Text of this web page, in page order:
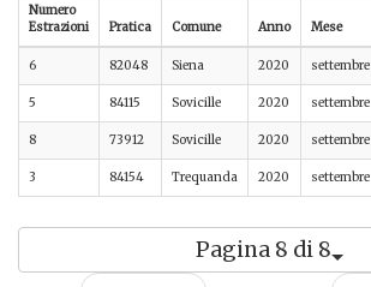
Numero
Estrazioni
Pratica Comune Anno Mese
6 82048 Siena 2020 settembre
5 84115 Sovicille 2020 settembre
8 73912 Sovicille 2020 settembre
3 84154 Trequanda 2020 settembre
Pagina 8 di 8